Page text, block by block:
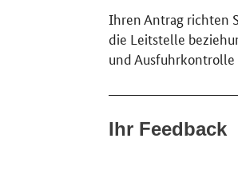
Ihren Antrag richten
die Leitstelle
und Ausfuhrkontrolle